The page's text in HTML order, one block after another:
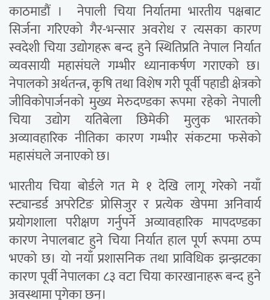
काठमाडौं । नेपाली चिया निर्यातमा भारतीय पक्षबाट
सिर्जना गरिएको गैर-भन्सार अवरोध र त्यसका कारण
स्वदेशी चिया उद्योगहरू बन्द हुने स्थितिप्रति नेपाल निर्यात
व्यवसायी महासंघले गम्भीर ध्यानाकर्षण गराएको छ।
नेपालको अर्थतन्त्र, कृषि तथा विशेष गरी पूर्वी पहाडी क्षेत्रको
जीविकोपार्जनको मुख्य मेरुदण्डका रूपमा रहेको नेपाली
चिया उद्योग यतिबेला छिमेकी मुलुक भारतको
अव्यावहारिक नीतिका कारण गम्भीर संकटमा फसेको
महासंघले जनाएको छ।
भारतीय चिया बोर्डले गत मे १ देखि लागू गरेको नयाँ
स्ट्यान्डर्ड अपरेटिङ प्रोसिजुर र प्रत्येक खेपमा अनिवार्य
प्रयोगशाला परीक्षण गर्नुपर्ने अव्यावहारिक मापदण्डका
कारण नेपालबाट हुने चिया निर्यात हाल पूर्ण रूपमा ठप्प
भएको छ। यो नयाँ प्रशासनिक तथा प्राविधिक झन्झटका
कारण पूर्वी नेपालका ८३ वटा चिया कारखानाहरू बन्द हुने
अवस्थामा पुगेका छन्।